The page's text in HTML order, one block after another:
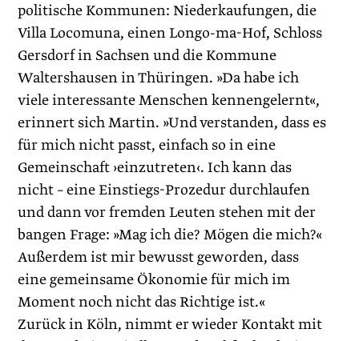
politische Kommunen: Niederkaufungen, die
Villa Locomuna, einen Longo-ma-Hof, Schloss
Gersdorf in Sachsen und die Kommune
Waltershausen in Thüringen. »Da habe ich
viele interessante Menschen kennengelernt«,
erinnert sich Martin. »Und verstanden, dass es
für mich nicht passt, einfach so in eine
Gemeinschaft ›einzutreten‹. Ich kann das
nicht – eine Einstiegs-Prozedur durchlaufen
und dann vor fremden Leuten stehen mit der
bangen Frage: »Mag ich die? Mögen die mich?«
Außerdem ist mir bewusst geworden, dass
eine gemeinsame Ökonomie für mich im
Moment noch nicht das Richtige ist.«
Zurück in Köln, nimmt er wieder Kontakt mit